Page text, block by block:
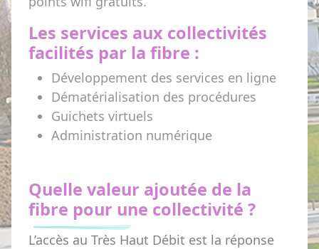
Les services aux collectivités
facilités par la fibre :
Développement des services en ligne
Dématérialisation des procédures
Guichets virtuels
Administration numérique
Quelle valeur ajoutée de la
fibre pour une collectivité ?
L’accès au Très Haut Débit est la réponse